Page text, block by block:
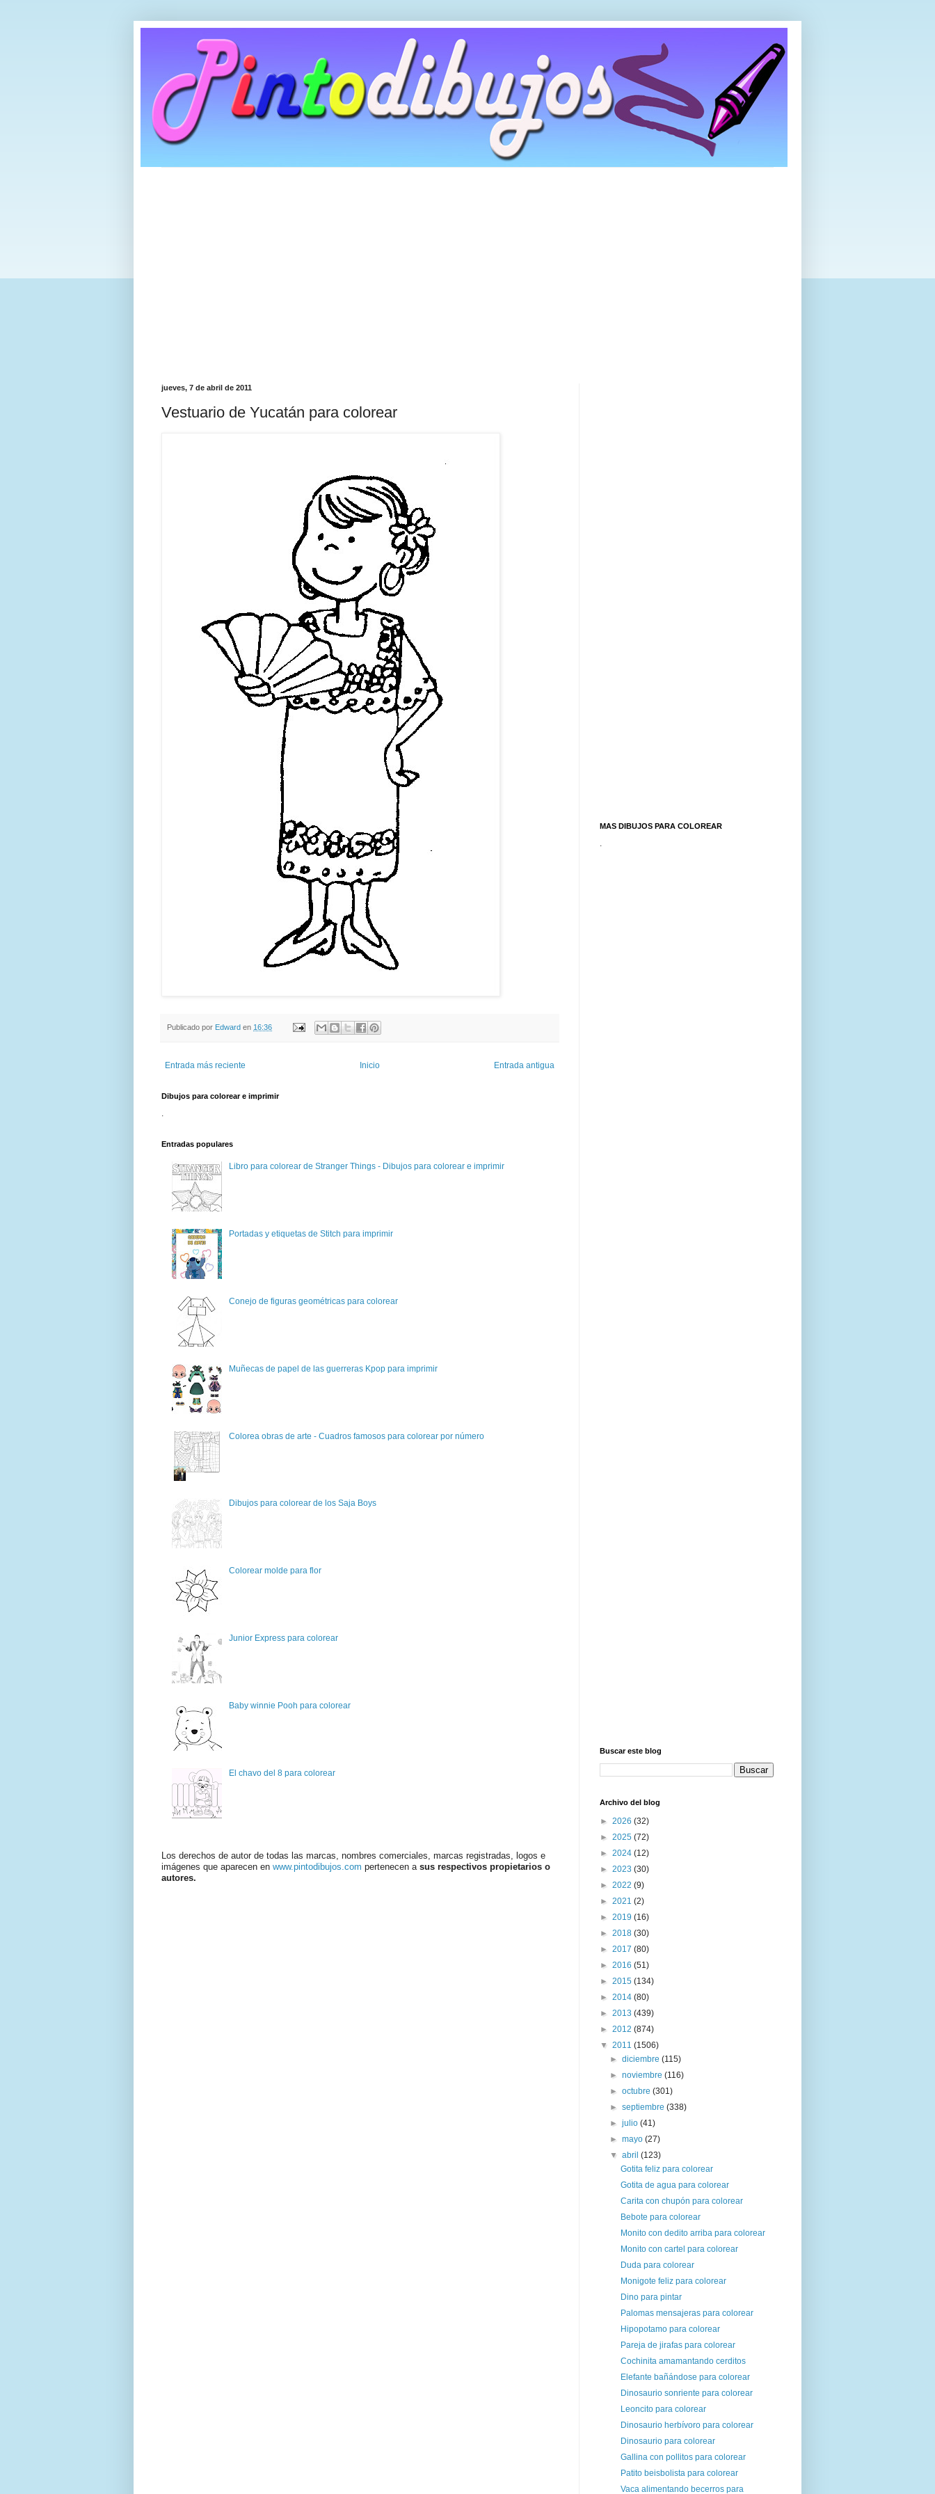
jueves, 7 de abril de 2011
Vestuario de Yucatán para colorear
Publicado por Edward en 16:36
Entrada más reciente Entrada antigua
Inicio
Dibujos para colorear e imprimir
.
Entradas populares
Libro para colorear de Stranger Things - Dibujos para colorear e imprimir
Portadas y etiquetas de Stitch para imprimir
Conejo de figuras geométricas para colorear
Muñecas de papel de las guerreras Kpop para imprimir
Colorea obras de arte - Cuadros famosos para colorear por número
Dibujos para colorear de los Saja Boys
Colorear molde para flor
Junior Express para colorear
Baby winnie Pooh para colorear
El chavo del 8 para colorear
Los derechos de autor de todas las marcas, nombres comerciales, marcas registradas, logos e
imágenes que aparecen en www.pintodibujos.com pertenecen a sus respectivos propietarios o
autores.
MAS DIBUJOS PARA COLOREAR
.
Buscar este blog
Archivo del blog
► 2026 (32)
► 2025 (72)
► 2024 (12)
► 2023 (30)
► 2022 (9)
► 2021 (2)
► 2019 (16)
► 2018 (30)
► 2017 (80)
► 2016 (51)
► 2015 (134)
► 2014 (80)
► 2013 (439)
► 2012 (874)
▼ 2011 (1506)
►diciembre(115)
►noviembre(116)
►octubre(301)
►septiembre(338)
►julio(41)
►mayo(27)
▼abril(123)
Gotita feliz para colorear
Gotita de agua para colorear
Carita con chupón para colorear
Bebote para colorear
Monito con dedito arriba para colorear
Monito con cartel para colorear
Duda para colorear
Monigote feliz para colorear
Dino para pintar
Palomas mensajeras para colorear
Hipopotamo para colorear
Pareja de jirafas para colorear
Cochinita amamantando cerditos
Elefante bañándose para colorear
Dinosaurio sonriente para colorear
Leoncito para colorear
Dinosaurio herbívoro para colorear
Dinosaurio para colorear
Gallina con pollitos para colorear
Patito beisbolista para colorear
Vaca alimentando becerros para